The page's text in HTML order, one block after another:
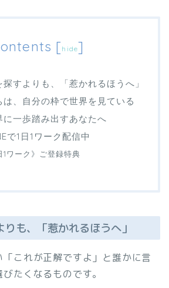
[ hide]
探すよりも、「惹かれるほうへ」
は、自分の枠で世界を見ている
に一歩踏み出すあなたへ
で1日1ワーク配信中
1ワーク》ご登録特典
りも、「惹かれるほうへ」
これが正解ですよ」と誰かに言
たくなるものです。